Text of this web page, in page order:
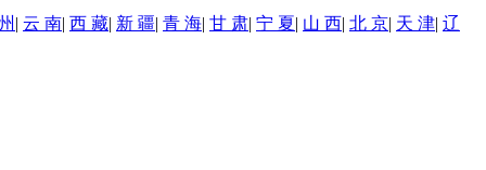
| 云 南| 西 藏| 新 疆| 青 海| 甘 肃| 宁 夏| 山 西| 北 京| 天 津| 辽